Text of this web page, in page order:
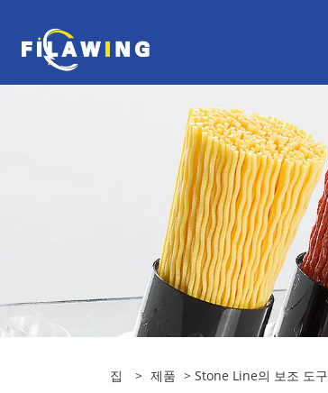
집 > 제품 > Stone Line의 보조 도구